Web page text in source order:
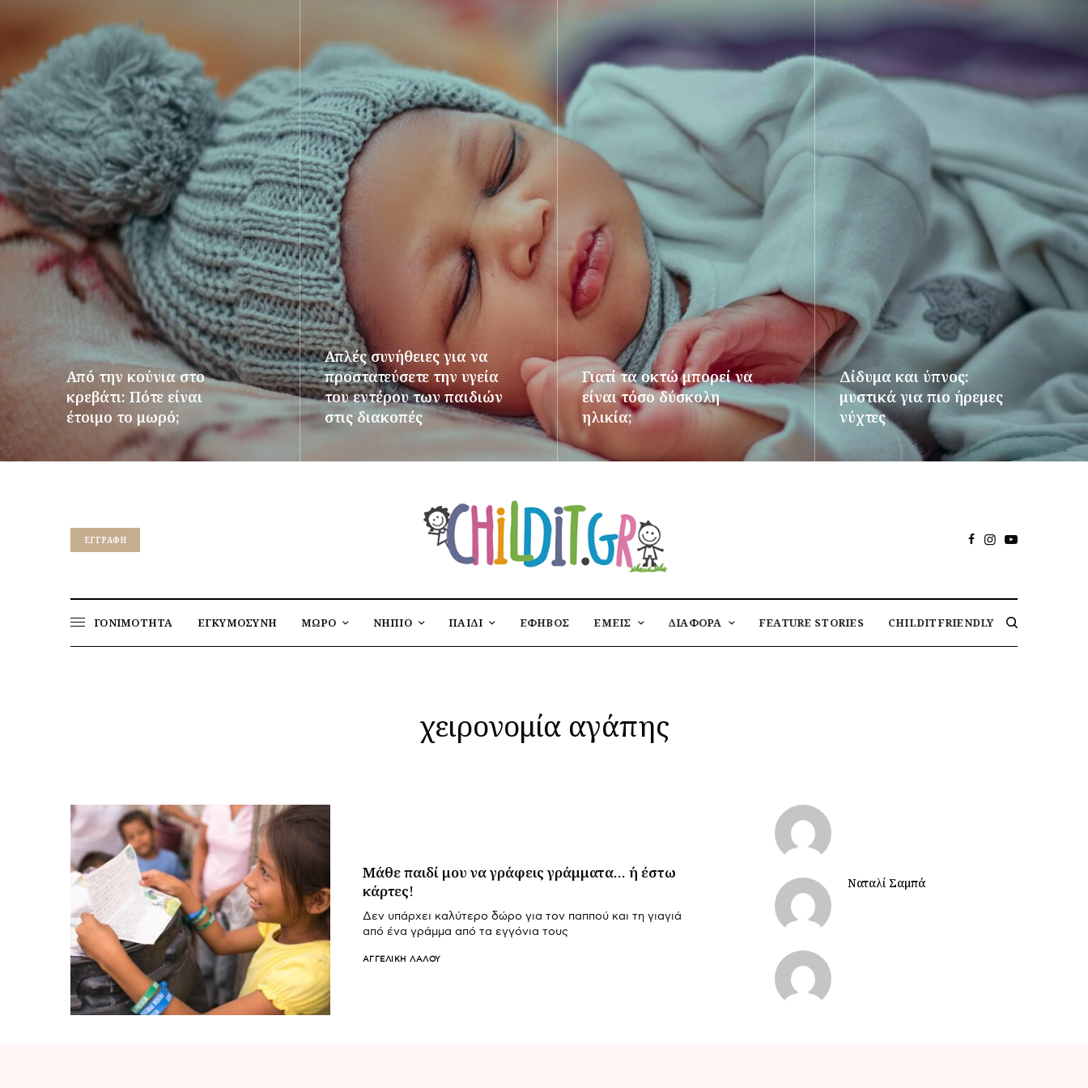
Από την κούνια στο
κρεβάτι: Πότε είναι
έτοιμο το μωρό;
Απλές συνήθειες για να
προστατεύσετε την υγεία
του εντέρου των παιδιών
στις διακοπές
Γιατί τα οκτώ μπορεί να
είναι τόσο δύσκολη
ηλικία;
ΠΕΡΙΣΣΌΤΕΡΑ
Δίδυμα και ύπνος:
μυστικά για πιο ήρεμες
νύχτες
ΠΕΡΙΣΣΌΤΕΡΑ
EΓΓΡΑΦΉ
ΓΟΝΙΜΟΤΗΤΑ ΕΓΚΥΜΟΣΥΝΗ ΜΩΡΟ ΝΗΠΙΟ ΠΑΙΔΙ ΕΦΗΒΟΣ ΕΜΕΙΣ ΔΙΑΦΟΡΑ FEATURE STORIES CHILDITFRIENDLY
χειρονομία αγάπης
Μάθε παιδί μου να γράφεις γράμματα… ή έστω
κάρτες!
Δεν υπάρχει καλύτερο δώρο για τον παππού και τη γιαγιά
από ένα γράμμα από τα εγγόνια τους
ΑΓΓΕΛΙΚΉ ΛΆΛΟΥ
Ναταλί Σαμπά